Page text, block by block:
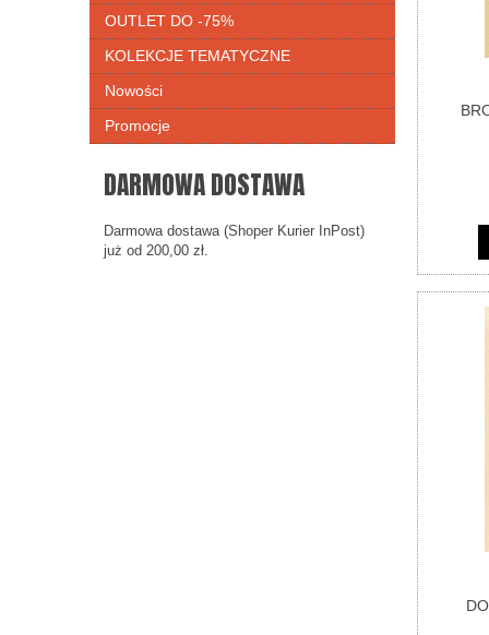
OUTLET DO -75%
KOLEKCJE TEMATYCZNE
Nowości
Promocje
DARMOWA DOSTAWA
Darmowa dostawa (Shoper Kurier InPost)
już od 200,00 zł.